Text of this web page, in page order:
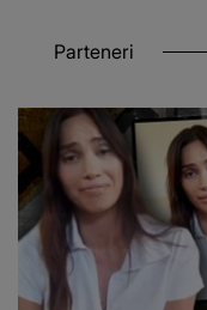
Parteneri